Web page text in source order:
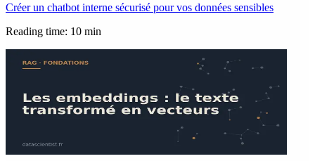
Créer un chatbot interne sécurisé pour vos données sensibles
Reading time: 10 min